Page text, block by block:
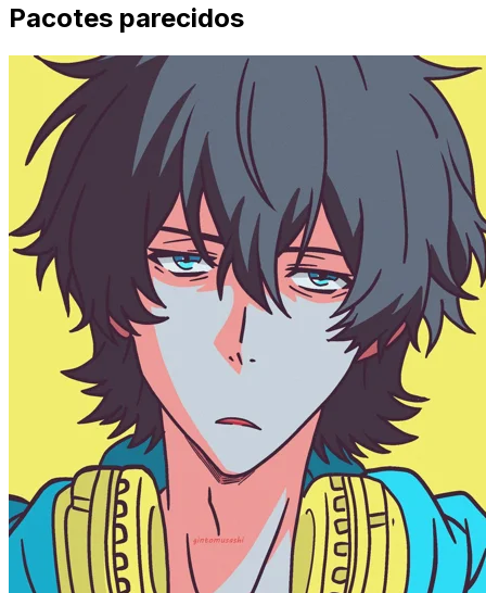
Pacotes parecidos